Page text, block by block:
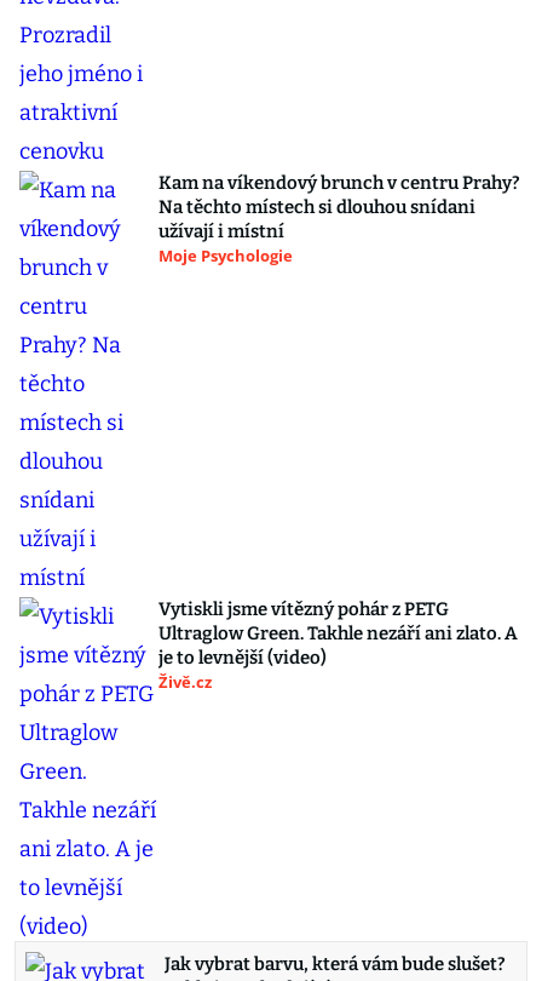
Kam na víkendový brunch v centru Prahy?
Na těchto místech si dlouhou snídani
užívají i místní
Moje Psychologie
Vytiskli jsme vítězný pohár z PETG
Ultraglow Green. Takhle nezáří ani zlato. A
je to levnější (video)
Živě.cz
Jak vybrat barvu, která vám bude slušet?